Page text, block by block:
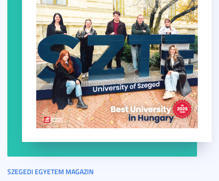
SZEGEDI EGYETEM MAGAZIN